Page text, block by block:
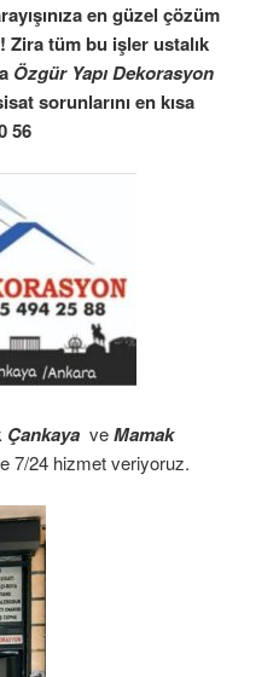
en güzel çözüm
Zira tüm bu işler ustalık
Özgür Yapı Dekorasyon
sorunlarını en kısa
56
Çankaya veMamak
7/24 hizmet veriyoruz.